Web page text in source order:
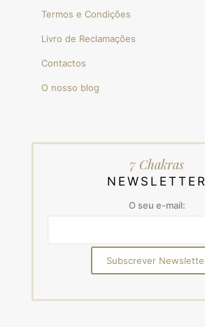
Termos e Condições
Livro de Reclamações
Contactos
O nosso blog
7 Chakras
NEWSLETTER
O seu e-mail: